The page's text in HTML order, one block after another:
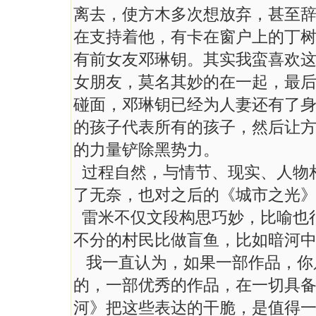
离去，使方木多次想放弃，甚至
在支持着他，有卡在窗户上的丁
有前女友邓琳钥。其实我蛮喜欢
女朋友，莫名其妙的在一起，最
碰面，邓琳钥已经为人妻还有了
的孩子代表所有的孩子，然后让
的力量铲除黑势力。
过程自然，与情节、现实、人
了无奈，也对之后的《城市之光
雷米不仅文段构思巧妙，比喻
不分的村民比做盲鱼，比如暗河
我一直认为，如果一部作品，
的，一部优秀的作品，在一切具
河》把这些表达的干脆，是值得